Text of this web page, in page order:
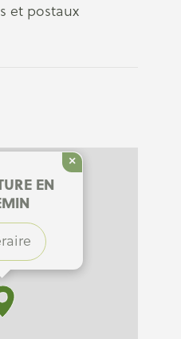
et postaux
EN
×